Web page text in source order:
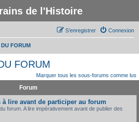
de l'Histoire
Connexion
S’enregistrer
DU FORUM
FORUM
Marquer tous les sous-forums comme lus
Forum
à lire avant de participer au forum
forum. A lire impérativement avant de publier des